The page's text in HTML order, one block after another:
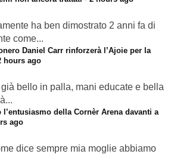
ha ben dimostrato 2 anni fa di
come...
Daniel Carr rinforzerà l’Ajoie per la
hours ago
già bello in palla, mani educate e bella
l’entusiasmo della Cornèr Arena davanti a
ago
dice sempre mia moglie abbiamo